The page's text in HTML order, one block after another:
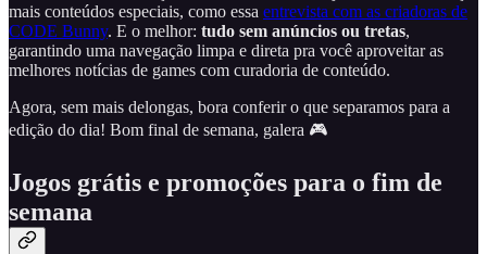
mais conteúdos especiais, como essa entrevista com as criadoras de
CODE Bunny. E o melhor: tudo sem anúncios ou tretas,
garantindo uma navegação limpa e direta pra você aproveitar as
melhores notícias de games com curadoria de conteúdo.
Agora, sem mais delongas, bora conferir o que separamos para a
edição do dia! Bom final de semana, galera 🎮
Jogos grátis e promoções para o fim de
semana